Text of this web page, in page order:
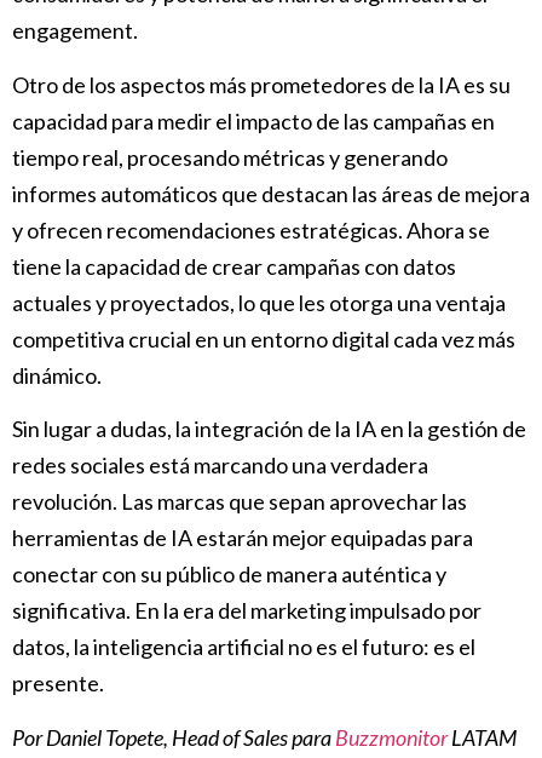
engagement.
Otro de los aspectos más prometedores de la IA es su
capacidad para medir el impacto de las campañas en
tiempo real, procesando métricas y generando
informes automáticos que destacan las áreas de mejora
y ofrecen recomendaciones estratégicas. Ahora se
tiene la capacidad de crear campañas con datos
actuales y proyectados, lo que les otorga una ventaja
competitiva crucial en un entorno digital cada vez más
dinámico.
Sin lugar a dudas, la integración de la IA en la gestión de
redes sociales está marcando una verdadera
revolución. Las marcas que sepan aprovechar las
herramientas de IA estarán mejor equipadas para
conectar con su público de manera auténtica y
significativa. En la era del marketing impulsado por
datos, la inteligencia artificial no es el futuro: es el
presente.
Por Daniel Topete, Head of Sales paraBuzzmonitorLATAM